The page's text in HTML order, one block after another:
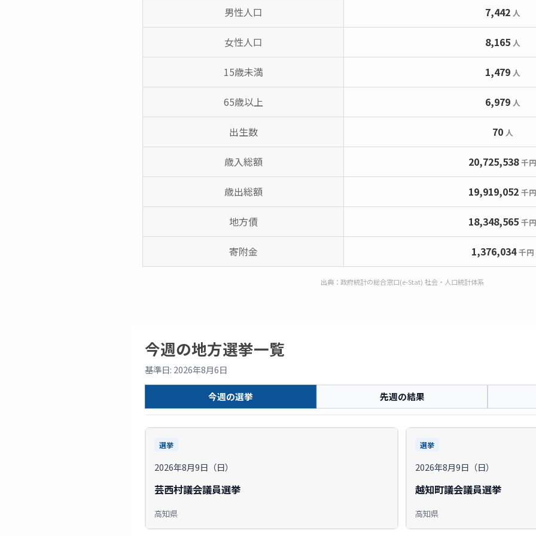
男性人口 7,442 人
女性人口 8,165 人
15歳未満 1,479 人
65歳以上 6,979 人
出生数 70 人
歳入総額 20,725,538千円
歳出総額 19,919,052 千円
地方債 18,348,565 千円
寄附金 1,376,034千円
出典：政府統計の総合窓口(e-Stat) 社会・人口統計体系
今週の地方選挙一覧
基準日: 2026年8月6日
今週の選挙 先週の結果
選挙
2026年8月9日（日）
芸西村議会議員選挙
高知県
選挙
2026年8月9日（日）
越知町議会議員選挙
高知県